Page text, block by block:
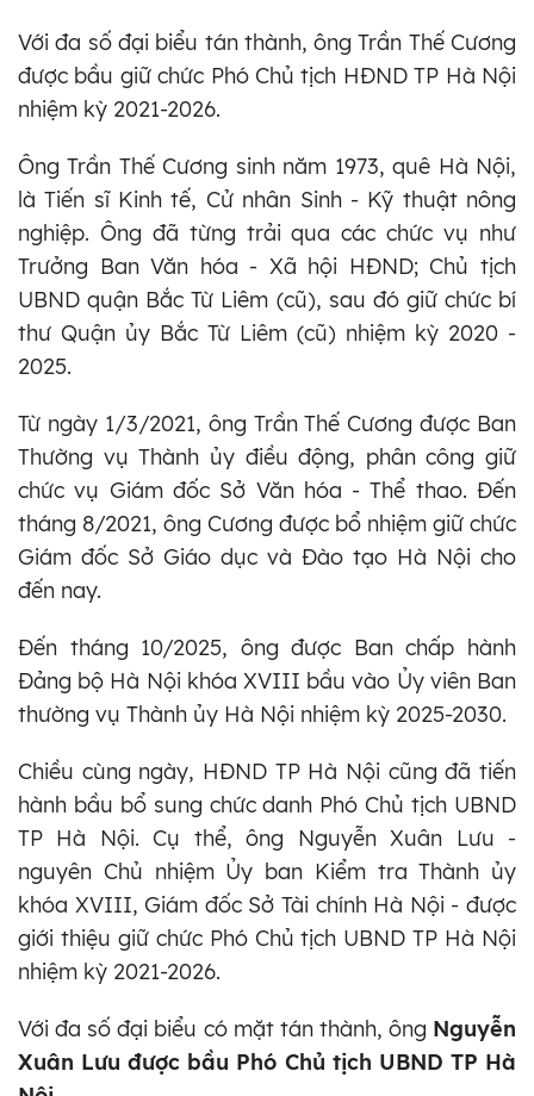
Với đa số đại biểu tán thành, ông Trần Thế Cương
được bầu giữ chức Phó Chủ tịch HĐND TP Hà Nội
nhiệm kỳ 2021-2026.
Ông Trần Thế Cương sinh năm 1973, quê Hà Nội,
là Tiến sĩ Kinh tế, Cử nhân Sinh - Kỹ thuật nông
nghiệp. Ông đã từng trải qua các chức vụ như
Trưởng Ban Văn hóa - Xã hội HĐND; Chủ tịch
UBND quận Bắc Từ Liêm (cũ), sau đó giữ chức bí
thư Quận ủy Bắc Từ Liêm (cũ) nhiệm kỳ 2020 -
2025.
Từ ngày 1/3/2021, ông Trần Thế Cương được Ban
Thường vụ Thành ủy điều động, phân công giữ
chức vụ Giám đốc Sở Văn hóa - Thể thao. Đến
tháng 8/2021, ông Cương được bổ nhiệm giữ chức
Giám đốc Sở Giáo dục và Đào tạo Hà Nội cho
đến nay.
Đến tháng 10/2025, ông được Ban chấp hành
Đảng bộ Hà Nội khóa XVIII bầu vào Ủy viên Ban
thường vụ Thành ủy Hà Nội nhiệm kỳ 2025-2030.
Chiều cùng ngày, HĐND TP Hà Nội cũng đã tiến
hành bầu bổ sung chức danh Phó Chủ tịch UBND
TP Hà Nội. Cụ thể, ông Nguyễn Xuân Lưu -
nguyên Chủ nhiệm Ủy ban Kiểm tra Thành ủy
khóa XVIII, Giám đốc Sở Tài chính Hà Nội - được
giới thiệu giữ chức Phó Chủ tịch UBND TP Hà Nội
nhiệm kỳ 2021-2026.
Với đa số đại biểu có mặt tán thành, ông Nguyễn
Xuân Lưu được bầu Phó Chủ tịch UBND TP Hà